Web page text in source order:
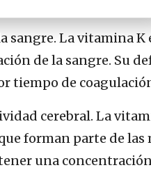
sangre. La vitamina
de la sangre. Su
tiempo de
cerebral. La
forman parte de las
una